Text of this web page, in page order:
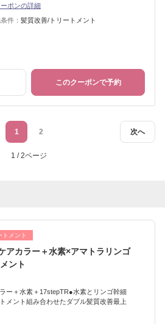
ーポンの詳細
件： 髪質改善/トリートメント
このクーポンで予約
次へ
1 2
1 / 2ページ
トメント
アカラー＋水素×アマトラリンゴ
ント
ー＋水素＋17stepTR●水素とリンゴ幹細
メント組み合わせたダブル髪質改善最上